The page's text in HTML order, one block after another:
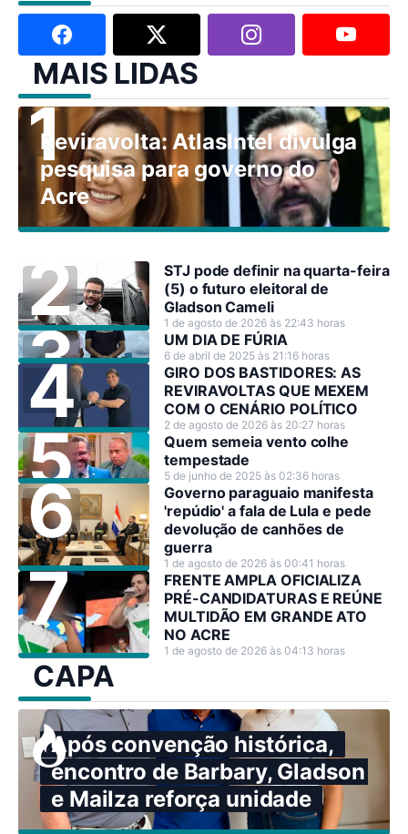
MAIS LIDAS
Reviravolta: AtlasIntel divulga
pesquisa para governo do
Acre
STJ pode definir na quarta-feira
(5) o futuro eleitoral de
Gladson Cameli
1 de agosto de 2026 às 22:43 horas
UM DIA DE FÚRIA
6 de abril de 2025 às 21:16 horas
GIRO DOS BASTIDORES: AS
REVIRAVOLTAS QUE MEXEM
COM O CENÁRIO POLÍTICO
2 de agosto de 2026 às 20:27 horas
Quem semeia vento colhe
tempestade
5 de junho de 2025 às 02:36 horas
Governo paraguaio manifesta
'repúdio' a fala de Lula e pede
devolução de canhões de
guerra
1 de agosto de 2026 às 00:41 horas
FRENTE AMPLA OFICIALIZA
PRÉ-CANDIDATURAS E REÚNE
MULTIDÃO EM GRANDE ATO
NO ACRE
1 de agosto de 2026 às 04:13 horas
CAPA
Após convenção histórica,
encontro de Barbary, Gladson
e Mailza reforça unidade